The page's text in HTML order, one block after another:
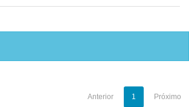
Anterior 1 Próximo